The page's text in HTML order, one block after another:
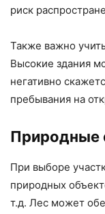
риск
Также важно
Высокие здания
негативно
пребывания на
Природные
При выборе
природных
т.д. Лес может